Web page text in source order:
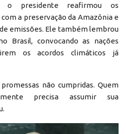
o presidente reafirmou os
a preservação da Amazônia e
emissões. Ele também lembrou
Brasil, convocando as nações
os acordos climáticos já
não cumpridas. Quem
precisa assumir sua